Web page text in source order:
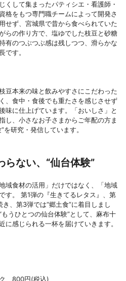
くして集まったパティシエ・看護師・
格をもつ専門職チームによって開発さ
せず、宮城県で昔から食べられていた
らの作り方で、塩ゆでした枝豆と砂糖
有のつぶつぶ感は残しつつ、滑らかな
です。
豆本来の味と飲みやすさにこだわった
、食中・食後でも重たさを感じさせず
味に仕上げています。「おいしさ」と
し、小さなお子さまからご年配の方ま
研究・発信しています。
ない、“仙台体験”
域食材の活用」だけではなく、「地域
す。 第1弾の『生きてるレタス』、第
、第3弾では“郷土食”に着目しまし
うひとつの仙台体験”として、麻布十
に感じられる一杯を届けていきます。
ク 800円(税込)